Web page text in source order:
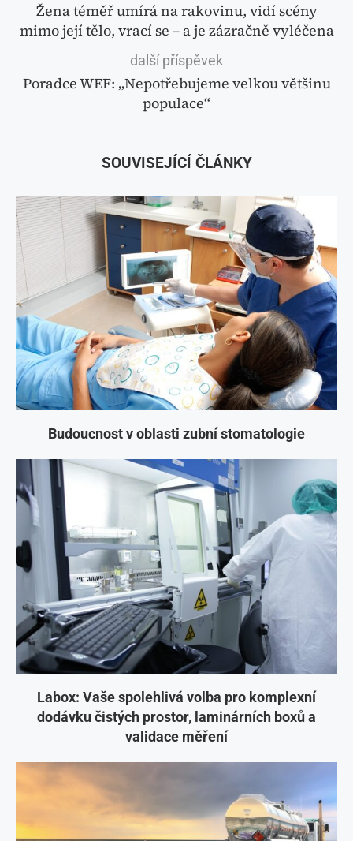
Žena téměř umírá na rakovinu, vidí scény
mimo její tělo, vrací se – a je zázračně vyléčena
další příspěvek
Poradce WEF: „Nepotřebujeme velkou většinu
populace“
SOUVISEJÍCÍ ČLÁNKY
Budoucnost v oblasti zubní stomatologie
Labox: Vaše spolehlivá volba pro komplexní
dodávku čistých prostor, laminárních boxů a
validace měření